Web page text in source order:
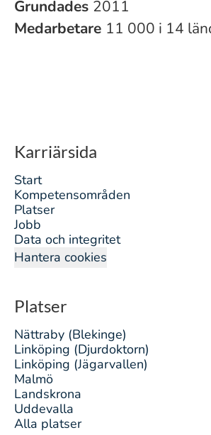
Grundades 2011
Medarbetare 11 000 i 14
Karriärsida
Start
Kompetensområden
Platser
Jobb
Data och integritet
Hantera cookies
Platser
Nättraby (Blekinge)
Linköping (Djurdoktorn)
Linköping (Jägarvallen)
Malmö
Landskrona
Uddevalla
Alla platser